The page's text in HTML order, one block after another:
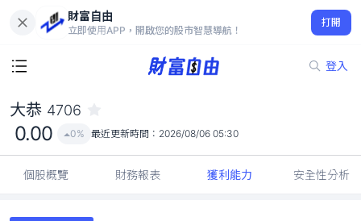
財富自由
立即使用APP，開啟您的股市智慧導航！
打開
登入
0.00
0%
大恭 4706
0.00 0% 最近更新時間： 2026/08/06 05:30
個股概覽 財務報表 獲利能力 安全性分析